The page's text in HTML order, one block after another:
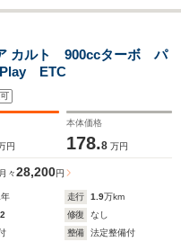
カルト 900ccターボ パ
ETC
円
本体価格
178.8 万円
月々28,200円
年 走行 1.9万km
修復
なし
整備
法定整備付